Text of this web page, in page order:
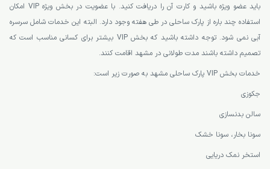
باید عضو ویژه باشید و کارت آن را دریافت کنید. با عضویت در بخش ویژه VIP امکان
استفاده چند باره از پارک ساحلی در طی هفته وجود دارد. البته این خدمات شامل سرسره
آبی نمی شود. توجه داشته باشید که بخش VIP بیشتر برای کسانی مناسب است که
تصمیم داشته باشند مدت طولانی در مشهد اقامت کنند.
خدمات بخش VIP پارک ساحلی مشهد به صورت زیر است:
جکوزی
سالن بدنسازی
سونا بخار، سونا خشک
استخر نمک دریایی